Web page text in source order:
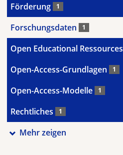
Förderung 1
Forschungsdaten 1
Open Educational Ressources
Open-Access-Grundlagen 1
Open-Access-Modelle 1
Rechtliches 1
Mehr zeigen